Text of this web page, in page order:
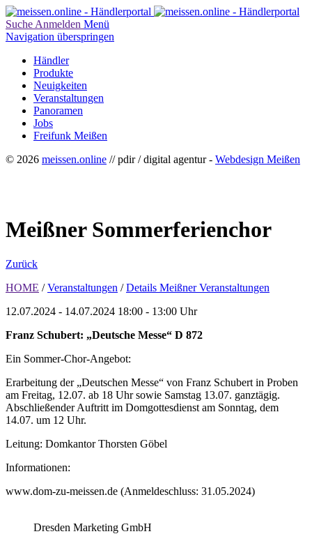
Suche Anmelden Menü
Navigation überspringen
Händler
Produkte
Neuigkeiten
Veranstaltungen
Panoramen
Jobs
Freifunk Meißen
© 2026 meissen.online // pdir / digital agentur - Webdesign Meißen
Meißner Sommerferienchor
Zurück
HOME / Veranstaltungen / Details Meißner Veranstaltungen
12.07.2024 - 14.07.2024 18:00 - 13:00 Uhr
Franz Schubert: „Deutsche Messe“ D 872
Ein Sommer-Chor-Angebot:
Erarbeitung der „Deutschen Messe“ von Franz Schubert in Proben
am Freitag, 12.07. ab 18 Uhr sowie Samstag 13.07. ganztägig.
Abschließender Auftritt im Domgottesdienst am Sonntag, dem
14.07. um 12 Uhr.
Leitung: Domkantor Thorsten Göbel
Informationen:
www.dom-zu-meissen.de (Anmeldeschluss: 31.05.2024)
Dresden Marketing GmbH